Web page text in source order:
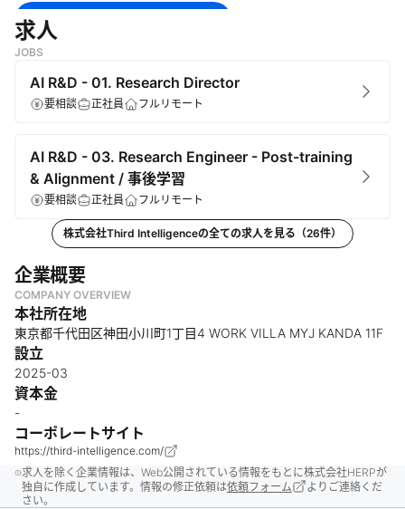
無料で登録して続きを見る
求人
JOBS
AI R&D - 01. Research Director
要相談 正社員 フルリモート
AI R&D - 03. Research Engineer - Post-training
& Alignment / 事後学習
要相談 正社員 フルリモート
株式会社Third Intelligenceの全ての求人を見る（26件）
企業概要
COMPANY OVERVIEW
本社所在地
東京都千代田区神田小川町1丁目4 WORK VILLA MYJ KANDA 11F
設立
2025-03
資本金
-
コーポレートサイト
https://third-intelligence.com/
求人を除く企業情報は、Web公開されている情報をもとに株式会社HERPが
独自に作成しています。情報の修正依頼は依頼フォーム
よりご連絡くだ
さい。